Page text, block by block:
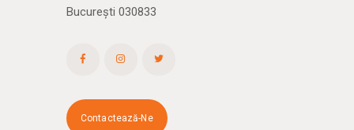
București 030833
Contactează-Ne